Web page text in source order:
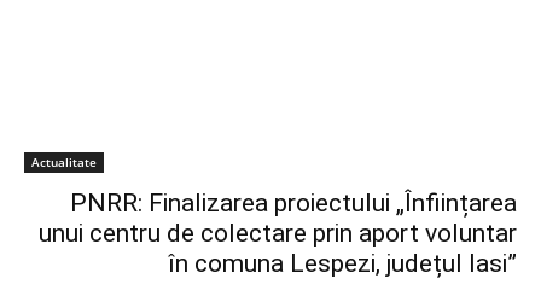
Actualitate
PNRR: Finalizarea proiectului „Înființarea
unui centru de colectare prin aport voluntar
în comuna Lespezi, județul Iasi”